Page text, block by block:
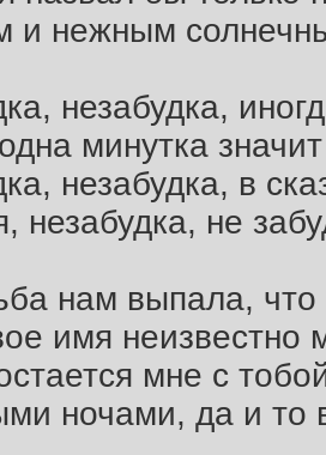
и нежным
незабудка,
минутка
незабудка, в
незабудка, не
нам выпалa,
имя неизвестно
мне с
ночами, да и то